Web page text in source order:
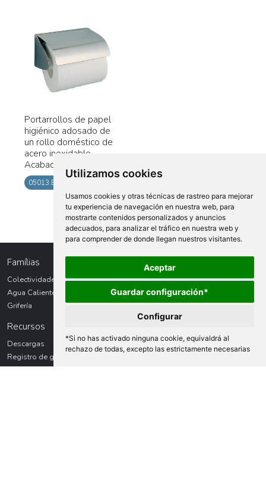
Utilizamos cookies
Usamos cookies y otras técnicas de rastreo para mejorar
tu experiencia de navegación en nuestra web, para
mostrarte contenidos personalizados y anuncios
adecuados, para analizar el tráfico en nuestra web y
para comprender de donde llegan nuestros visitantes.
Aceptar
Guardar configuración*
Configurar
*Si no has activado ninguna cookie, equivaldrá al
rechazo de todas, excepto las estrictamente necesarias
Portarrollos de papel
higiénico adosado de
un rollo doméstico de
acero inoxidable.
Acabado brillo
05013.B
Famílias
Colectividades
Agua Caliente Sanitaria
Grifería
Recursos
Descargas
Registro de garantías
Solicitud de devolución